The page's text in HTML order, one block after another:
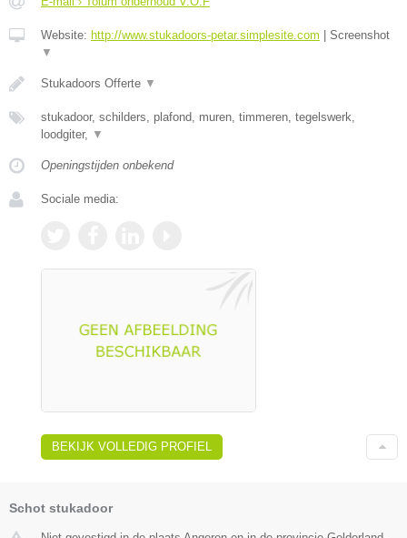
Website: http://www.stukadoors-petar.simplesite.com | Screenshot
▼
Stukadoors Offerte ▼
stukadoor, schilders, plafond, muren, timmeren, tegelswerk,
loodgiter,
▼
Openingstijden onbekend
Sociale media:
BEKIJK VOLLEDIG PROFIEL
Schot stukadoor